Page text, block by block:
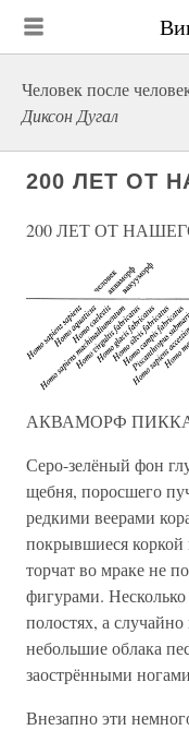
Человек после
Диксон Дугал
200 ЛЕТ ОТ
200 ЛЕТ ОТ
АКВАМОРФ
Серо-зелёный фон
щебня, поросшего
редкими веерами
покрывшиеся коркой
торчат во мраке не
фигурами.
полостях, а
небольшие облака
заострёнными
Внезапно эти